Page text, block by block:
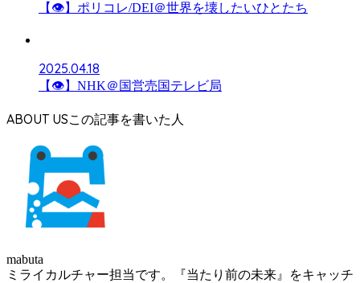
【👁】ポリコレ/DEI＠世界を壊したいひとたち
2025.04.18
【👁】NHK＠国営売国テレビ局
ABOUT US
mabuta
ミライカルチャー担当です。『当たり前の未来』をキャッチ